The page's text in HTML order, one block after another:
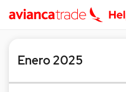
Enero 2025